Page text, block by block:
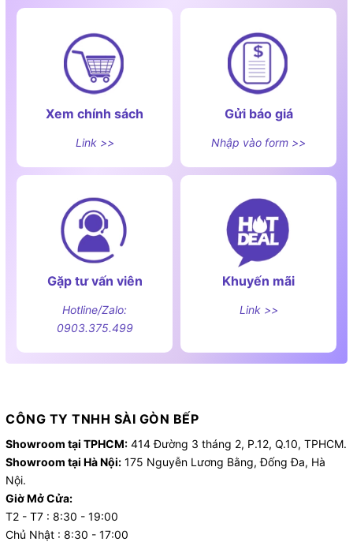
Xem chính sách
Link >>
Gửi báo giá
Nhập vào form >>
Gặp tư vấn viên
Hotline/Zalo:
0903.375.499
Khuyến mãi
Link >>
CÔNG TY TNHH SÀI GÒN BẾP
Showroom tại TPHCM: 414 Đường 3 tháng 2, P.12, Q.10, TPHCM.
Showroom tại Hà Nội: 175 Nguyễn Lương Bằng, Đống Đa, Hà
Nội.
Giờ Mở Cửa:
T2 - T7 : 8:30 - 19:00
Chủ Nhật : 8:30 - 17:00